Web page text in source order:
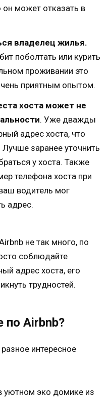
он может отказать в
владелец жилья.
поболтать или курить
проживании это
приятным опытом.
хоста может не
. Уже дважды
адрес хоста, что
заранее уточнить
у хоста. Также
телефона хоста при
водитель мог
адрес.
не так много, по
соблюдайте
адрес хоста, его
трудностей.
Airbnb?
интересное
эко домике из